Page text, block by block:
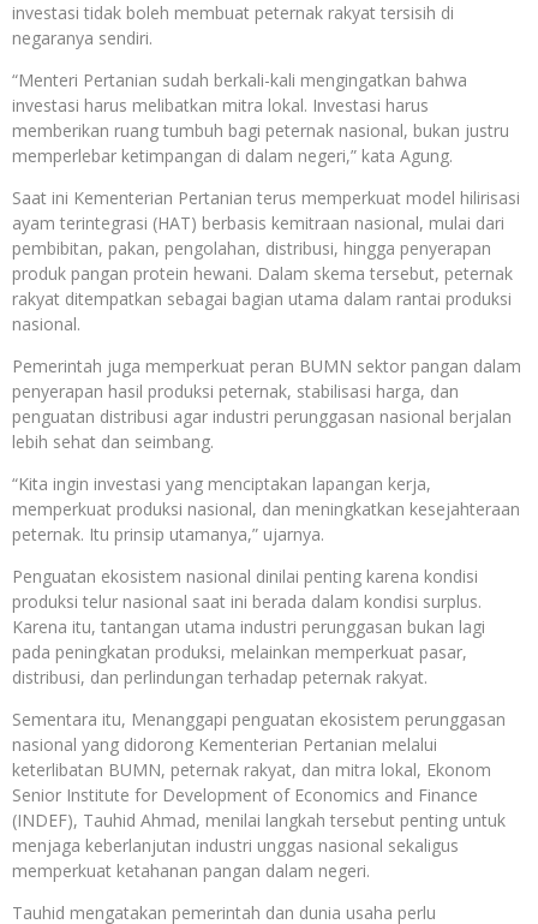
investasi tidak boleh membuat peternak rakyat tersisih di
negaranya sendiri.
“Menteri Pertanian sudah berkali-kali mengingatkan bahwa
investasi harus melibatkan mitra lokal. Investasi harus
memberikan ruang tumbuh bagi peternak nasional, bukan justru
memperlebar ketimpangan di dalam negeri,” kata Agung.
Saat ini Kementerian Pertanian terus memperkuat model hilirisasi
ayam terintegrasi (HAT) berbasis kemitraan nasional, mulai dari
pembibitan, pakan, pengolahan, distribusi, hingga penyerapan
produk pangan protein hewani. Dalam skema tersebut, peternak
rakyat ditempatkan sebagai bagian utama dalam rantai produksi
nasional.
Pemerintah juga memperkuat peran BUMN sektor pangan dalam
penyerapan hasil produksi peternak, stabilisasi harga, dan
penguatan distribusi agar industri perunggasan nasional berjalan
lebih sehat dan seimbang.
“Kita ingin investasi yang menciptakan lapangan kerja,
memperkuat produksi nasional, dan meningkatkan kesejahteraan
peternak. Itu prinsip utamanya,” ujarnya.
Penguatan ekosistem nasional dinilai penting karena kondisi
produksi telur nasional saat ini berada dalam kondisi surplus.
Karena itu, tantangan utama industri perunggasan bukan lagi
pada peningkatan produksi, melainkan memperkuat pasar,
distribusi, dan perlindungan terhadap peternak rakyat.
Sementara itu, Menanggapi penguatan ekosistem perunggasan
nasional yang didorong Kementerian Pertanian melalui
keterlibatan BUMN, peternak rakyat, dan mitra lokal, Ekonom
Senior Institute for Development of Economics and Finance
(INDEF), Tauhid Ahmad, menilai langkah tersebut penting untuk
menjaga keberlanjutan industri unggas nasional sekaligus
memperkuat ketahanan pangan dalam negeri.
Tauhid mengatakan pemerintah dan dunia usaha perlu